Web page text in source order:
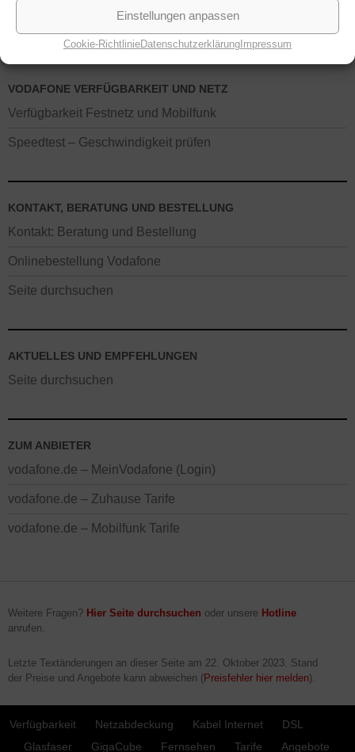
Einstellungen anpassen
Cookie-RichtlinieDatenschutzerklärungImpressum
Netzabdeckung: LTE, HSPA, UMTS
VODAFONE VERFÜGBARKEIT UND NETZ
Verfügbarkeit Festnetz und Mobilfunk
Speedtest – Geschwindigkeit prüfen
KONTAKT, BERATUNG UND BESTELLUNG
Kontakt: Beratung und Bestellung
Onlinebestellung Vodafone
Seite durchsuchen
AKTUELLES UND EMPFEHLUNGEN
Seite durchsuchen
ZUM ANBIETER
vodafone.de – MeinVodafone (Login)
vodafone.de – Zuhause Tarife
vodafone.de – Mobilfunk Tarife
Weitere Fragen? Hier Seite durchsuchen oder unsere Hotline
anrufen.
Letzte Textänderungen an dieser Seite am 22. Oktober 2023. Stand
der Preise und Angebote kann abweichen (Preisfehler hier melden).
Verfügbarkeit Netzabdeckung Kabel Internet
DSL
Glasfaser
GigaCube Fernsehen Tarife Angebote